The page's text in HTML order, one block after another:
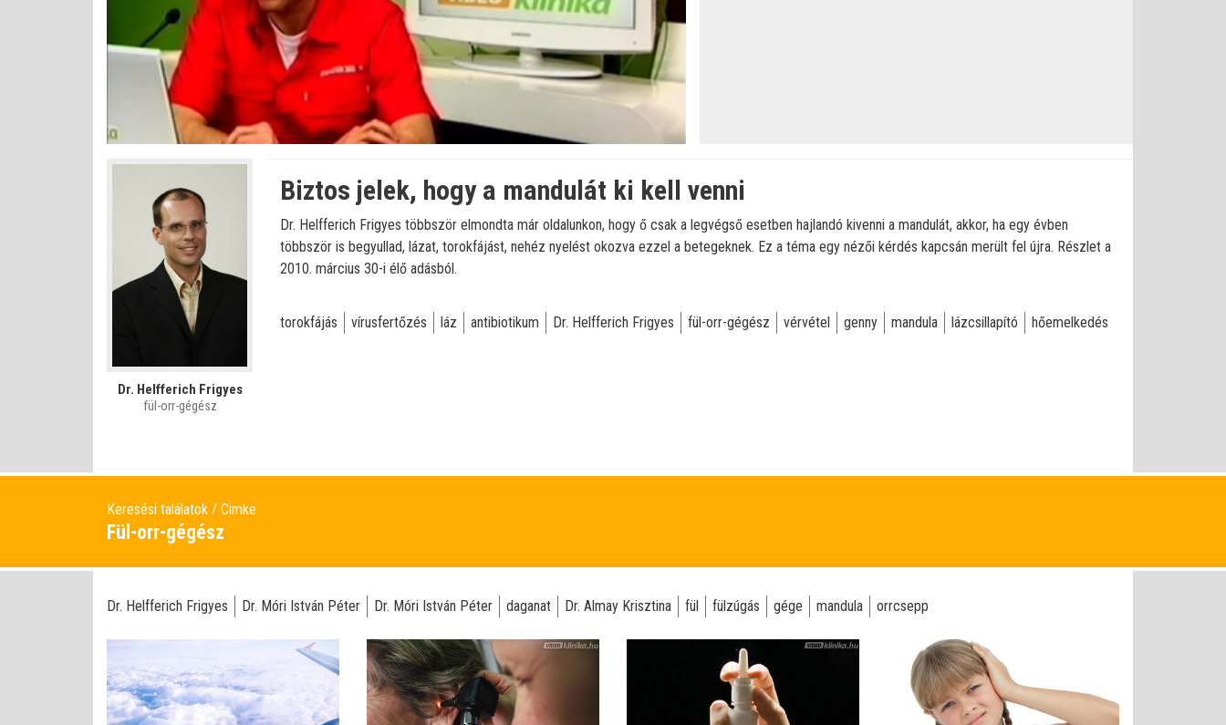
Némítás
kikapcsolva
Betöltve:
0%
Állapot:
0%
Dr. Helfferich Frigyes
fül-orr-gégész
Biztos jelek, hogy a mandulát ki kell venni
Dr. Helfferich Frigyes többször elmondta már oldalunkon, hogy ő csak a legvégső esetben hajlandó kivenni a mandulát, akkor, ha egy évben
többször is begyullad, lázat, torokfájást, nehéz nyelést okozva ezzel a betegeknek. Ez a téma egy nézői kérdés kapcsán merült fel újra. Részlet a
2010. március 30-i élő adásból.
torokfájás vírusfertőzés láz antibiotikum Dr. Helfferich Frigyes fül-orr-gégész vérvétel genny mandula lázcsillapító hőemelkedés
Keresési találatok Cimke
Fül-orr-gégész
Dr. Helfferich Frigyes Dr. Móri István Péter Dr. Móri István Péter daganat Dr. Almay Krisztina fül fülzúgás gége mandula orrcsepp